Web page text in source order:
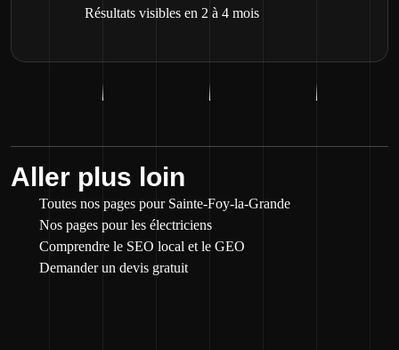
Résultats visibles en 2 à 4 mois
Aller plus loin
Toutes nos pages pour Sainte-Foy-la-Grande
Nos pages pour les électriciens
Comprendre le SEO local et le GEO
Demander un devis gratuit